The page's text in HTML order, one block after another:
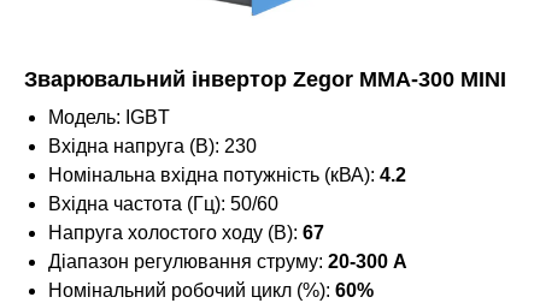
Зварювальний інвертор Zegor MMA-300 MINI
Модель: IGBT
Вхідна напруга (В): 230
Номінальна вхідна потужність (кВА): 4.2
Вхідна частота (Гц): 50/60
Напруга холостого ходу (В): 67
Діапазон регулювання струму: 20-300 A
Номінальний робочий цикл (%): 60%